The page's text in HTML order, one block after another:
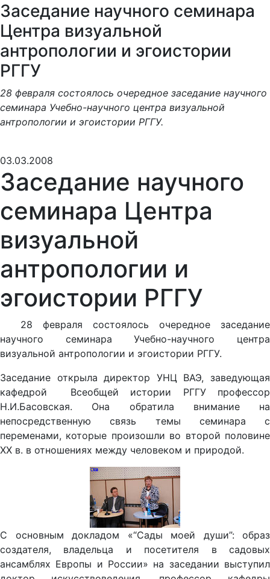
Заседание научного семинара
Центра визуальной
антропологии и эгоистории
РГГУ
28 февраля состоялось очередное заседание научного
семинара Учебно-научного центра визуальной
антропологии и эгоистории РГГУ.
03.03.2008
Заседание научного
семинара Центра
визуальной
антропологии и
эгоистории РГГУ
28 февраля состоялось очередное заседание
научного семинара Учебно-научного центра
визуальной антропологии и эгоистории РГГУ.
Заседание открыла директор УНЦ ВАЭ, заведующая
кафедрой Всеобщей истории РГГУ профессор
Н.И.Басовская. Она обратила внимание на
непосредственную связь темы семинара с
переменами, которые произошли во второй половине
XX в. в отношениях между человеком и природой.
С основным докладом «“Сады моей души”: образ
создателя, владельца и посетителя в садовых
ансамблях Европы и России» на заседании выступил